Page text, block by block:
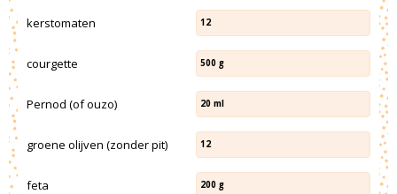
kerstomaten 12
courgette 500 g
Pernod (of ouzo) 20 ml
groene olijven (zonder pit) 12
feta 200 g